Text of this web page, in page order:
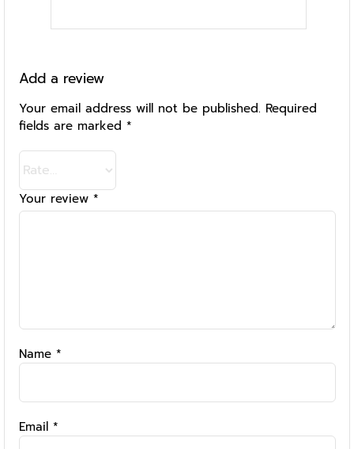
Add a review
Your email address will not be published. Required
fields are marked *
Your review *
Name *
Email *